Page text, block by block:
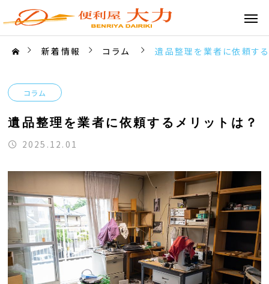
新着情報 コラム 遺品整理を業者に依頼する
コラム
遺品整理を業者に依頼するメリットは？
2025.12.01